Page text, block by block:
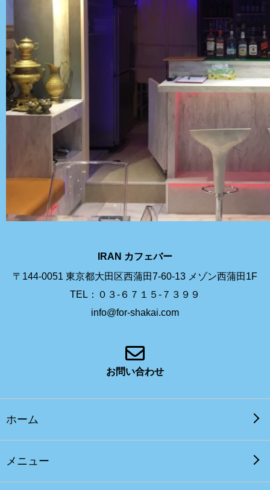
IRAN カフェバー
〒144-0051 東京都大田区西蒲田7-60-13 メゾン西蒲田1F
TEL：０３-６７１５-７３９９
info@for-shakai.com
お問い合わせ
ホーム
メニュー